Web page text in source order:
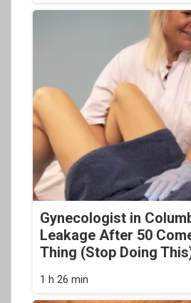
Gynecologist in
Leakage After 50
Thing (Stop Doing
1 h 26 min